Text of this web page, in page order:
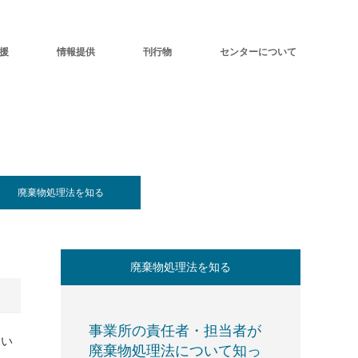
情報提供 刊行物 センターについて
廃棄物処理法を知る
廃棄物処理法を知る
事業所の責任者・担当者が
廃棄物処理法について知っ